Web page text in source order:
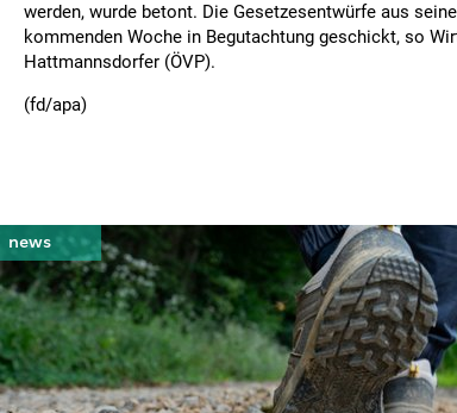
werden, wurde betont. Die Gesetzesentwürfe aus
kommenden Woche in Begutachtung geschickt, so
Hattmannsdorfer (ÖVP).
(fd/apa)